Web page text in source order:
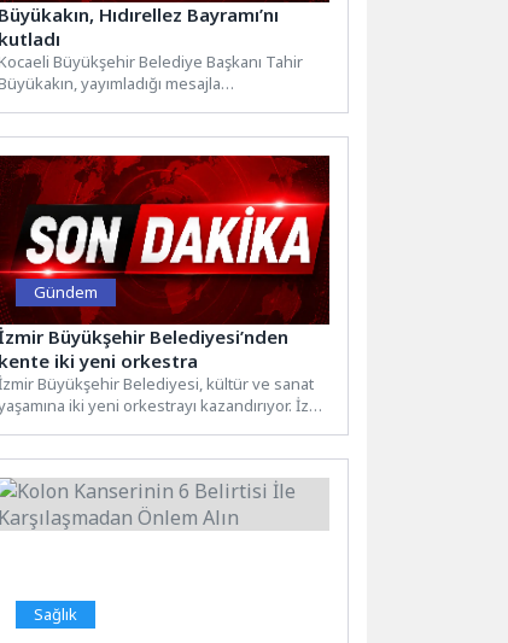
Büyükakın, Hıdırellez Bayramı’nı
kutladı
Büyükşehir Belediye Başkanı Tahir
yayımladığı mesajla
Gündem
Büyükşehir Belediyesi’nden
kente iki yeni orkestra
Büyükşehir Belediyesi, kültür ve sanat
iki yeni orkestrayı kazandırıyor. İzBB
Sağlık